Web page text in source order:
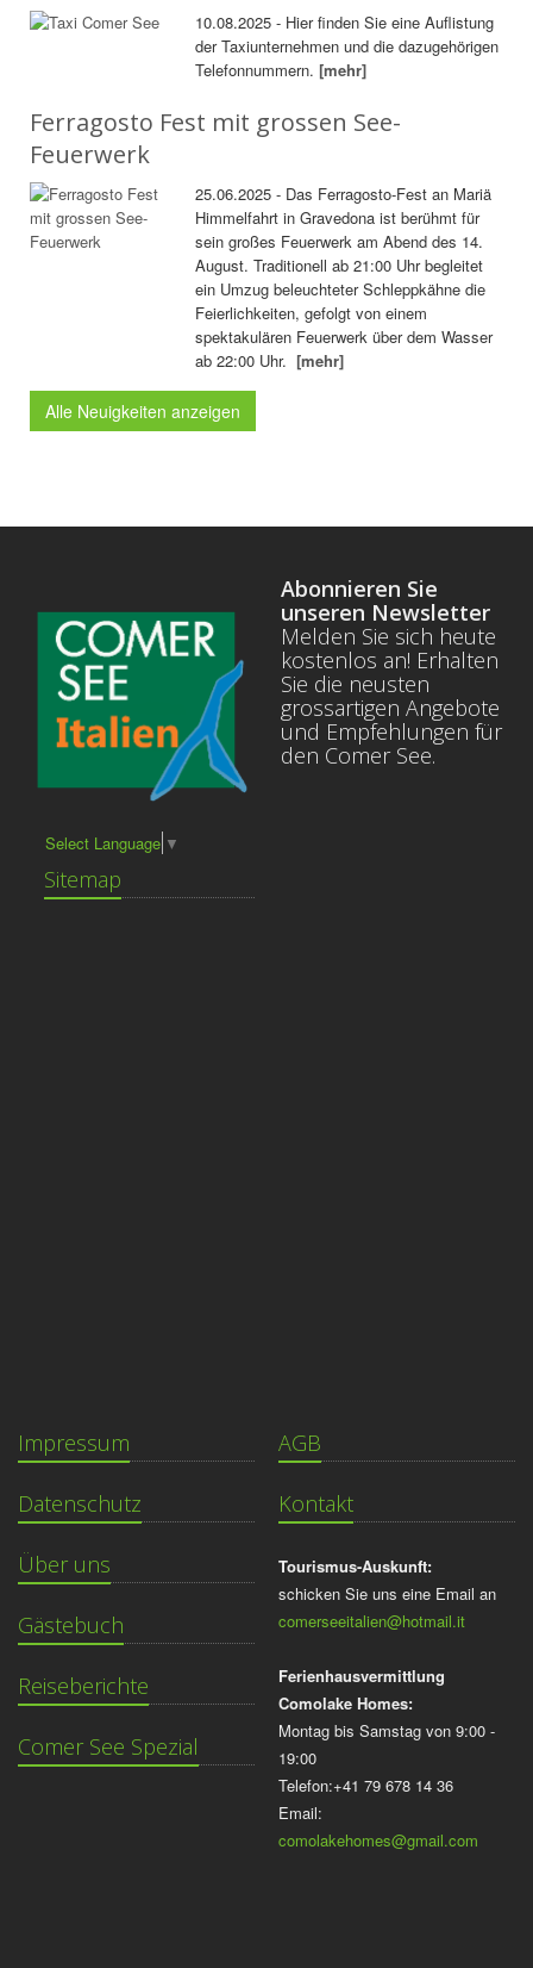
10.08.2025 - Hier finden Sie eine Auflistung
der Taxiunternehmen und die dazugehörigen
Telefonnummern.[mehr]
Ferragosto Fest mit grossen See-
Feuerwerk
25.06.2025 - Das Ferragosto-Fest an Mariä
Himmelfahrt in Gravedona ist berühmt für
sein großes Feuerwerk am Abend des 14.
August. Traditionell ab 21:00 Uhr begleitet
ein Umzug beleuchteter Schleppkähne die
Feierlichkeiten, gefolgt von einem
spektakulären Feuerwerk über dem Wasser
ab 22:00 Uhr.[mehr]
Alle Neuigkeiten anzeigen
Select Language ▼
Sitemap
Abonnieren Sie
unseren Newsletter
Melden Sie sich heute
kostenlos an! Erhalten
Sie die neusten
grossartigen Angebote
und Empfehlungen für
den Comer See.
Impressum
Datenschutz
Über uns
Gästebuch
Reiseberichte
Comer See Spezial
AGB
Kontakt
Tourismus-Auskunft:
schicken Sie uns eine Email an
comerseeitalien@hotmail.it
Ferienhausvermittlung
Comolake Homes:
Montag bis Samstag von 9:00 -
19:00
Telefon:+41 79 678 14 36
Email:
comolakehomes@gmail.com